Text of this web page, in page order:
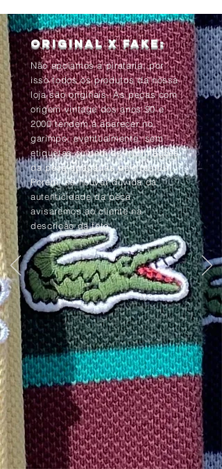
Original x Fake:
Não apoiamos a pirataria, por
isso todos os produtos da nossa
loja são originais. As peças com
origem vintage dos anos 90 e
2000 tendem à aparecer no
garimpo, eventualmente, sem
etiquetas ou com as informações
da peça apagadas pelo tempo.
Porém, se houver dúvida da
autenticidade da peça,
avisaremos ao cliente na
descrição da foto.